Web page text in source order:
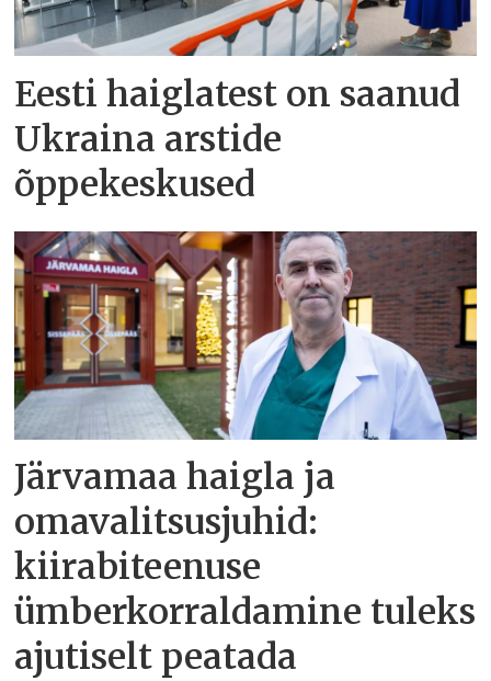
Eesti haiglatest on saanud
Ukraina arstide
õppekeskused
Järvamaa haigla ja
omavalitsusjuhid:
kiirabiteenuse
ümberkorraldamine tuleks
ajutiselt peatada